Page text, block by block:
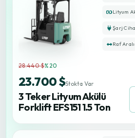
3 Teker Lityum Akülü
Forklift EFS151 1.5 Ton
28.440 $%20
23.700 $Stokta Var
Lityum
Şarj
Raf